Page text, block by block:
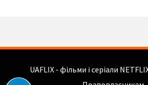
UAFLIX - фільми і серіали